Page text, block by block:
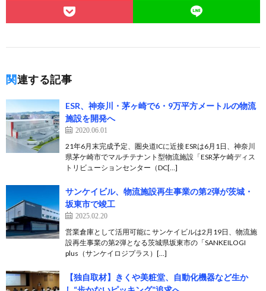
関連する記事
ESR、神奈川・茅ヶ崎で6・9万平方メートルの物流
施設を開発へ
2020.06.01
21年6月末完成予定、圏央道ICに近接 ESRは6月1日、神奈川
県茅ケ崎市でマルチテナント型物流施設「ESR茅ケ崎ディス
トリビューションセンター（DC[…]
サンケイビル、物流施設再生事業の第2弾が茨城・
坂東市で竣工
2025.02.20
営業倉庫として活用可能に サンケイビルは2月19日、物流施
設再生事業の第2弾となる茨城県坂東市の「SANKEILOGI
plus（サンケイロジプラス）[…]
【独自取材】きくや美粧堂、自動化機器など生か